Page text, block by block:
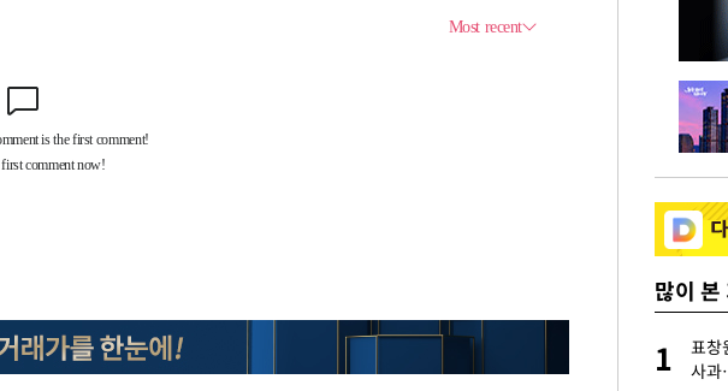
많이 본
표창원, 남규리에 15년 만에
사과…"제가 틀렸습니다"
1
표창
사